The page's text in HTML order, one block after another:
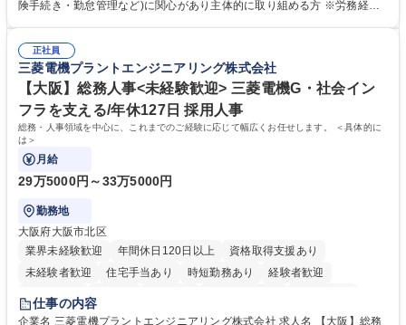
します。ご経験に応じて、休職者管理など、幅広く経験を積んでいただき
幅広く経験を積みたい意欲がある方に最適な環境です。 募集職種 【総
務・人事】未経験歓迎/日立グループ/組織運営を支えるゼネラリストを目
指す
険手続き・勤怠管理など)に関心があり主体的に取り組める方 ※労務経験
のご経験 ■労務管理（給与計算・社会保険手続き・勤怠管理など）の経験
■衛生管理者の資格をお持ちの方 学歴・資格 学歴：大学院 大学 高専 短大
専修学校 高校 語学力： 資格：
正社員
三菱電機プラントエンジニアリング株式会社
【大阪】総務人事<未経験歓迎> 三菱電機G・社会イン
フラを支える/年休127日 採用人事
総務・人事領域を中心に、これまでのご経験に応じて幅広くお任せします。 ＜具体的に
は＞
月給
29万5000円～33万5000円
勤務地
大阪府大阪市北区
業界未経験歓迎
年間休日120日以上
資格取得支援あり
未経験者歓迎
住宅手当あり 時短勤務あり
経験者歓迎
退職金あり
駅近5分以内
土日祝休み 服装自由 寮・社宅あり 食事補助あり
仕事の内容
企業名 三菱電機プラントエンジニアリング株式会社 求人名 【大阪】総務